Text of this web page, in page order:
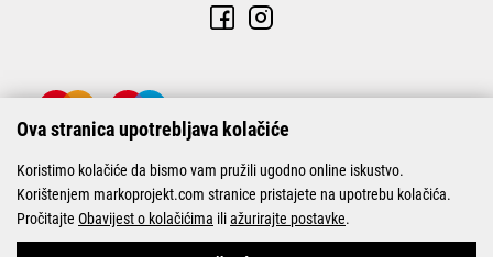
© Marko-Projekt 2026
Ova stranica upotrebljava kolačiće
Koristimo kolačiće da bismo vam pružili ugodno online iskustvo.
Korištenjem markoprojekt.com stranice pristajete na upotrebu kolačića.
Pročitajte Obavijest o kolačićima iliažurirajte postavke.